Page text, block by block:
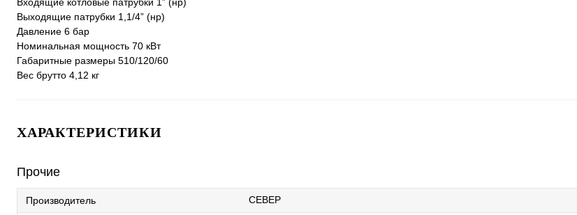
Выходящие патрубки 1,1/4” (нр)
Давление 6 бар
Номинальная мощность 70 кВт
Габаритные размеры 510/120/60
Вес брутто 4,12 кг
ХАРАКТЕРИСТИКИ
Прочие
Производитель СЕВЕР